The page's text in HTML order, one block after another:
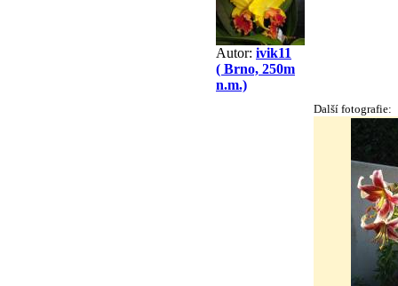
Autor: ivik11
( Brno, 250m
n.m.)
Další fotografie: